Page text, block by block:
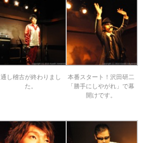
通し稽古が終わりまし
た。
本番スタート！沢田研二
「勝手にしやがれ」で幕
開けです。